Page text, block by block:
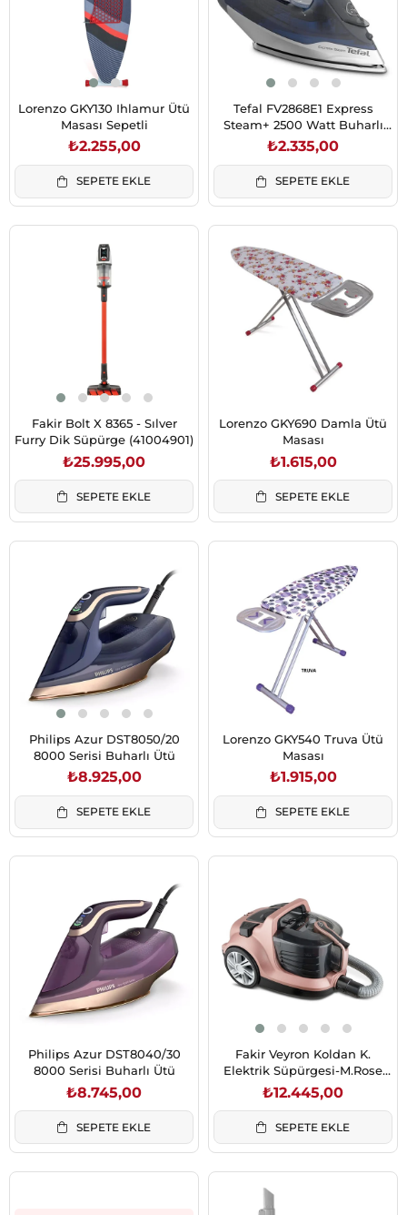
Lorenzo GKY130 Ihlamur Ütü
Masası Sepetli
₺2.255,00
SEPETE EKLE
Tefal FV2868E1 Express
Steam+ 2500 Watt Buharlı
Ütü (4300007578)
₺2.335,00
SEPETE EKLE
Fakir Bolt X 8365 - Sılver
Furry Dik Süpürge (41004901)
₺25.995,00
SEPETE EKLE
Lorenzo GKY690 Damla Ütü
Masası
₺1.615,00
SEPETE EKLE
Philips Azur DST8050/20
8000 Serisi Buharlı Ütü
₺8.925,00
SEPETE EKLE
Lorenzo GKY540 Truva Ütü
Masası
₺1.915,00
SEPETE EKLE
Philips Azur DST8040/30
8000 Serisi Buharlı Ütü
₺8.745,00
SEPETE EKLE
Fakir Veyron Koldan K.
Elektrik Süpürgesi-M.Rose
(41005025)
₺12.445,00
SEPETE EKLE